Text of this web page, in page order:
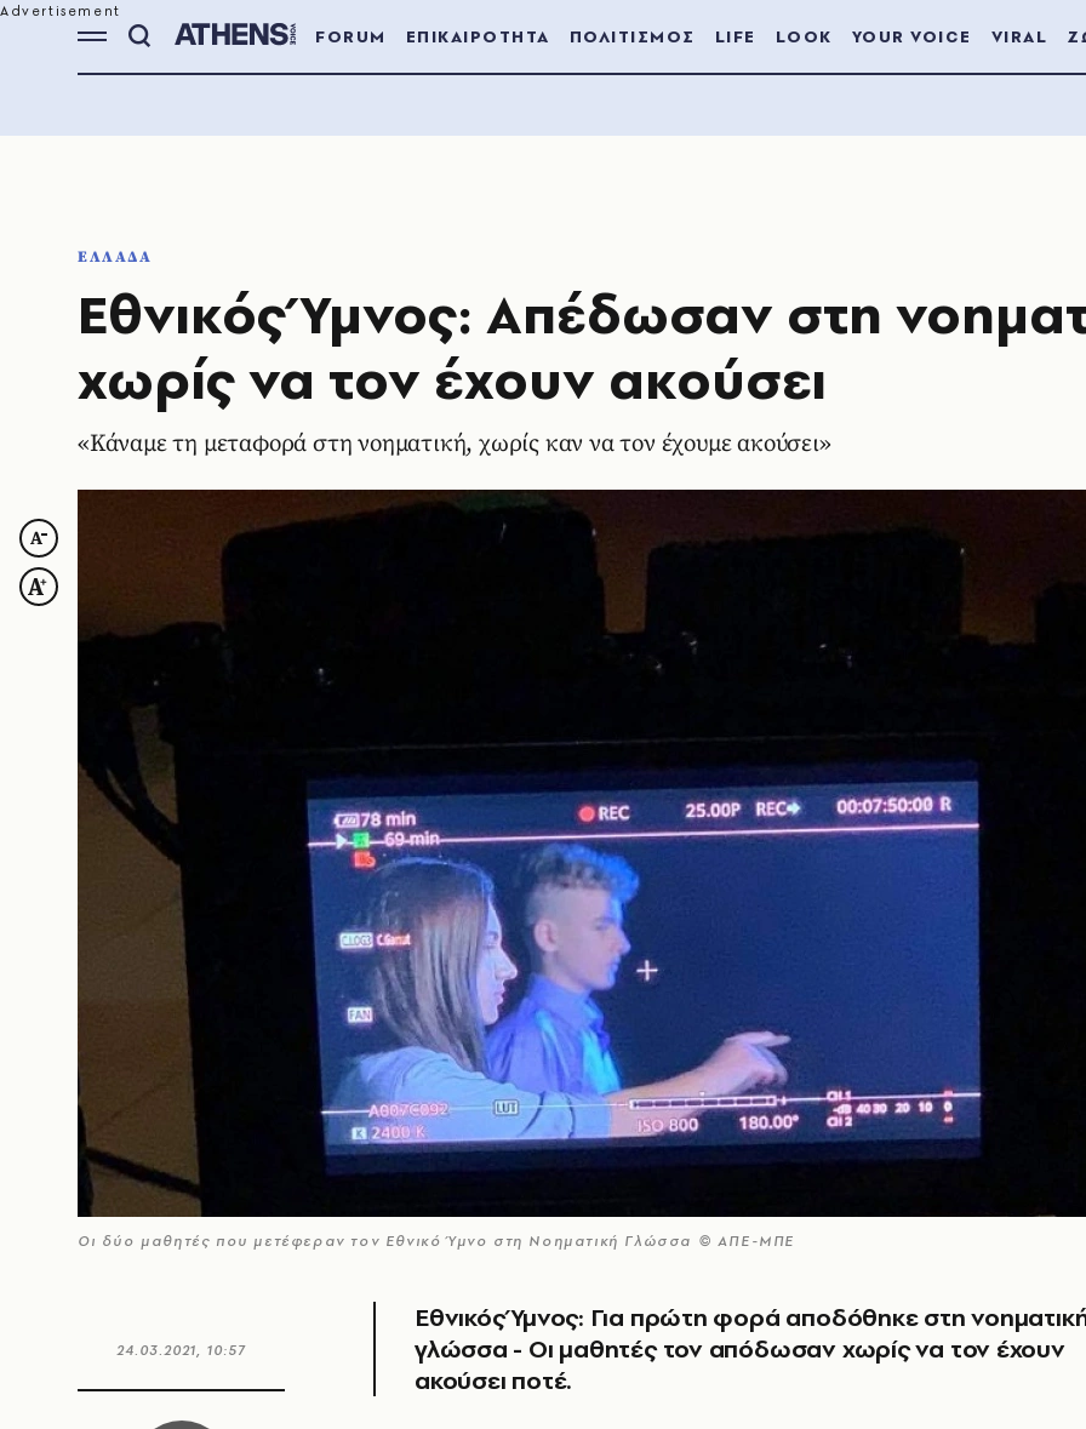
FORUM ΕΠΙΚΑΙΡΟΤΗΤΑ ΠΟΛΙΤΙΣΜΟΣ LIFE LOOK YOUR VOICE VIRAL
ΕΛΛΑΔΑ
Eθνικός Ύμνος: Απέδωσαν στη
χωρίς να τον έχουν ακούσει
«Κάναμε τη μεταφορά στη νοηματική, χωρίς καν να τον έχουμε ακούσει»
Οι δύο μαθητές που μετέφεραν τον Εθνικό Ύμνο στη Νοηματική Γλώσσα © ΑΠΕ-ΜΠΕ
24.03.2021, 10:57
Εθνικός Ύμνος: Για πρώτη φορά αποδόθηκε στη
γλώσσα - Οι μαθητές τον απόδωσαν χωρίς να τον έχουν
ακούσει ποτέ.